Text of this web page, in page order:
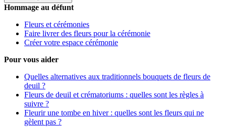
Hommage au défunt
Fleurs et cérémonies
Faire livrer des fleurs pour la cérémonie
Créer votre espace cérémonie
Pour vous aider
Quelles alternatives aux traditionnels bouquets de fleurs de
deuil ?
Fleurs de deuil et crématoriums : quelles sont les règles à
suivre ?
Fleurir une tombe en hiver : quelles sont les fleurs qui ne
gèlent pas ?